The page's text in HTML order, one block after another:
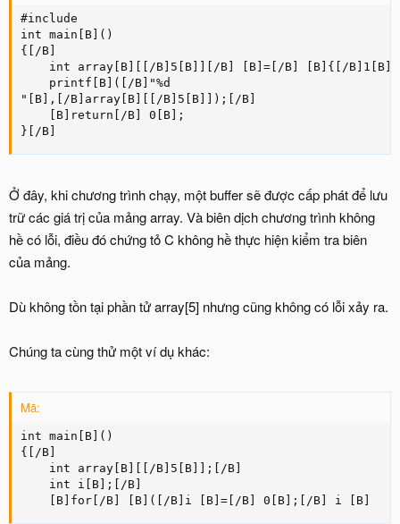
#include
int main[B]()
{[/B]
int array[B][[/B]5[B]][/B] [B]=[/B] [B]{[/
    printf[B]([/B]"%d
"[B],[/B]array[B][[/B]5[B]]);[/B]
    [B]return[/B] 0[B];
}[/B]
Ở đây, khi chương trình chạy, một buffer sẽ được cấp phát để lưu
trữ các giá trị của mảng array. Và biên dịch chương trình không
hề có lỗi, điều đó chứng tỏ C không hề thực hiện kiểm tra biên
của mảng.
Dù không tồn tại phần tử array[5] nhưng cũng không có lỗi xảy ra.
Chúng ta cùng thử một ví dụ khác:
Mã:
int main[B]()
{[/B]
    int array[B][[/B]5[B]];[/B]
    int i[B];[/B]
    [B]for[/B] [B]([/B]i [B]=[/B] 0[B];[/B] i [B]